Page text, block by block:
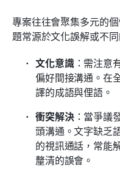
專案往往會聚集多元的
題常源於文化誤解或不
文化意識：需注意
偏好間接溝通。在
譯的成語與俚語。
衝突解決：當爭議
頭溝通。文字缺乏
的視訊通話，常能
釐清的誤會。